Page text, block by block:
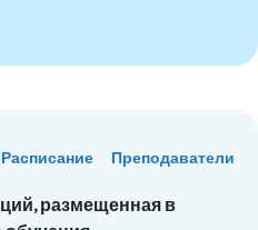
Расписание Преподаватели
размещенная в